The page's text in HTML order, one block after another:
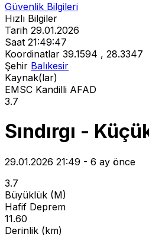
Güvenlik Bilgileri
Hızlı Bilgiler
Tarih 29.01.2026
Saat 21:49:47
Koordinatlar 39.1594 , 28.3347
Şehir Balıkesir
Kaynak(lar)
EMSC Kandilli AFAD
3.7
Sındırgı -
29.01.2026 21:49 - 6 ay önce
3.7
Büyüklük (M)
Hafif Deprem
11.60
Derinlik (km)